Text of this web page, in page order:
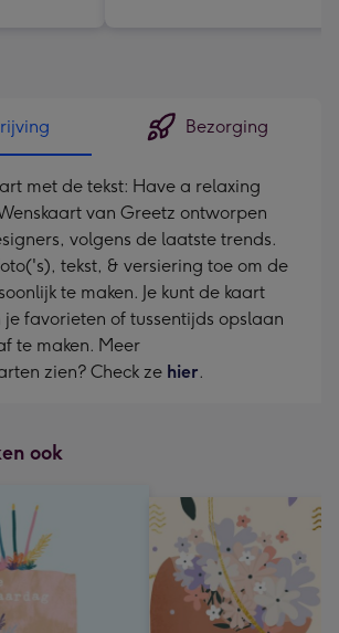
Bezorging
met de tekst: Have a relaxing
van Greetz ontworpen
volgens de laatste trends.
tekst, & versiering toe om de
te maken. Je kunt de kaart
favorieten of tussentijds opslaan
te maken. Meer
zien? Check ze hier.
ook